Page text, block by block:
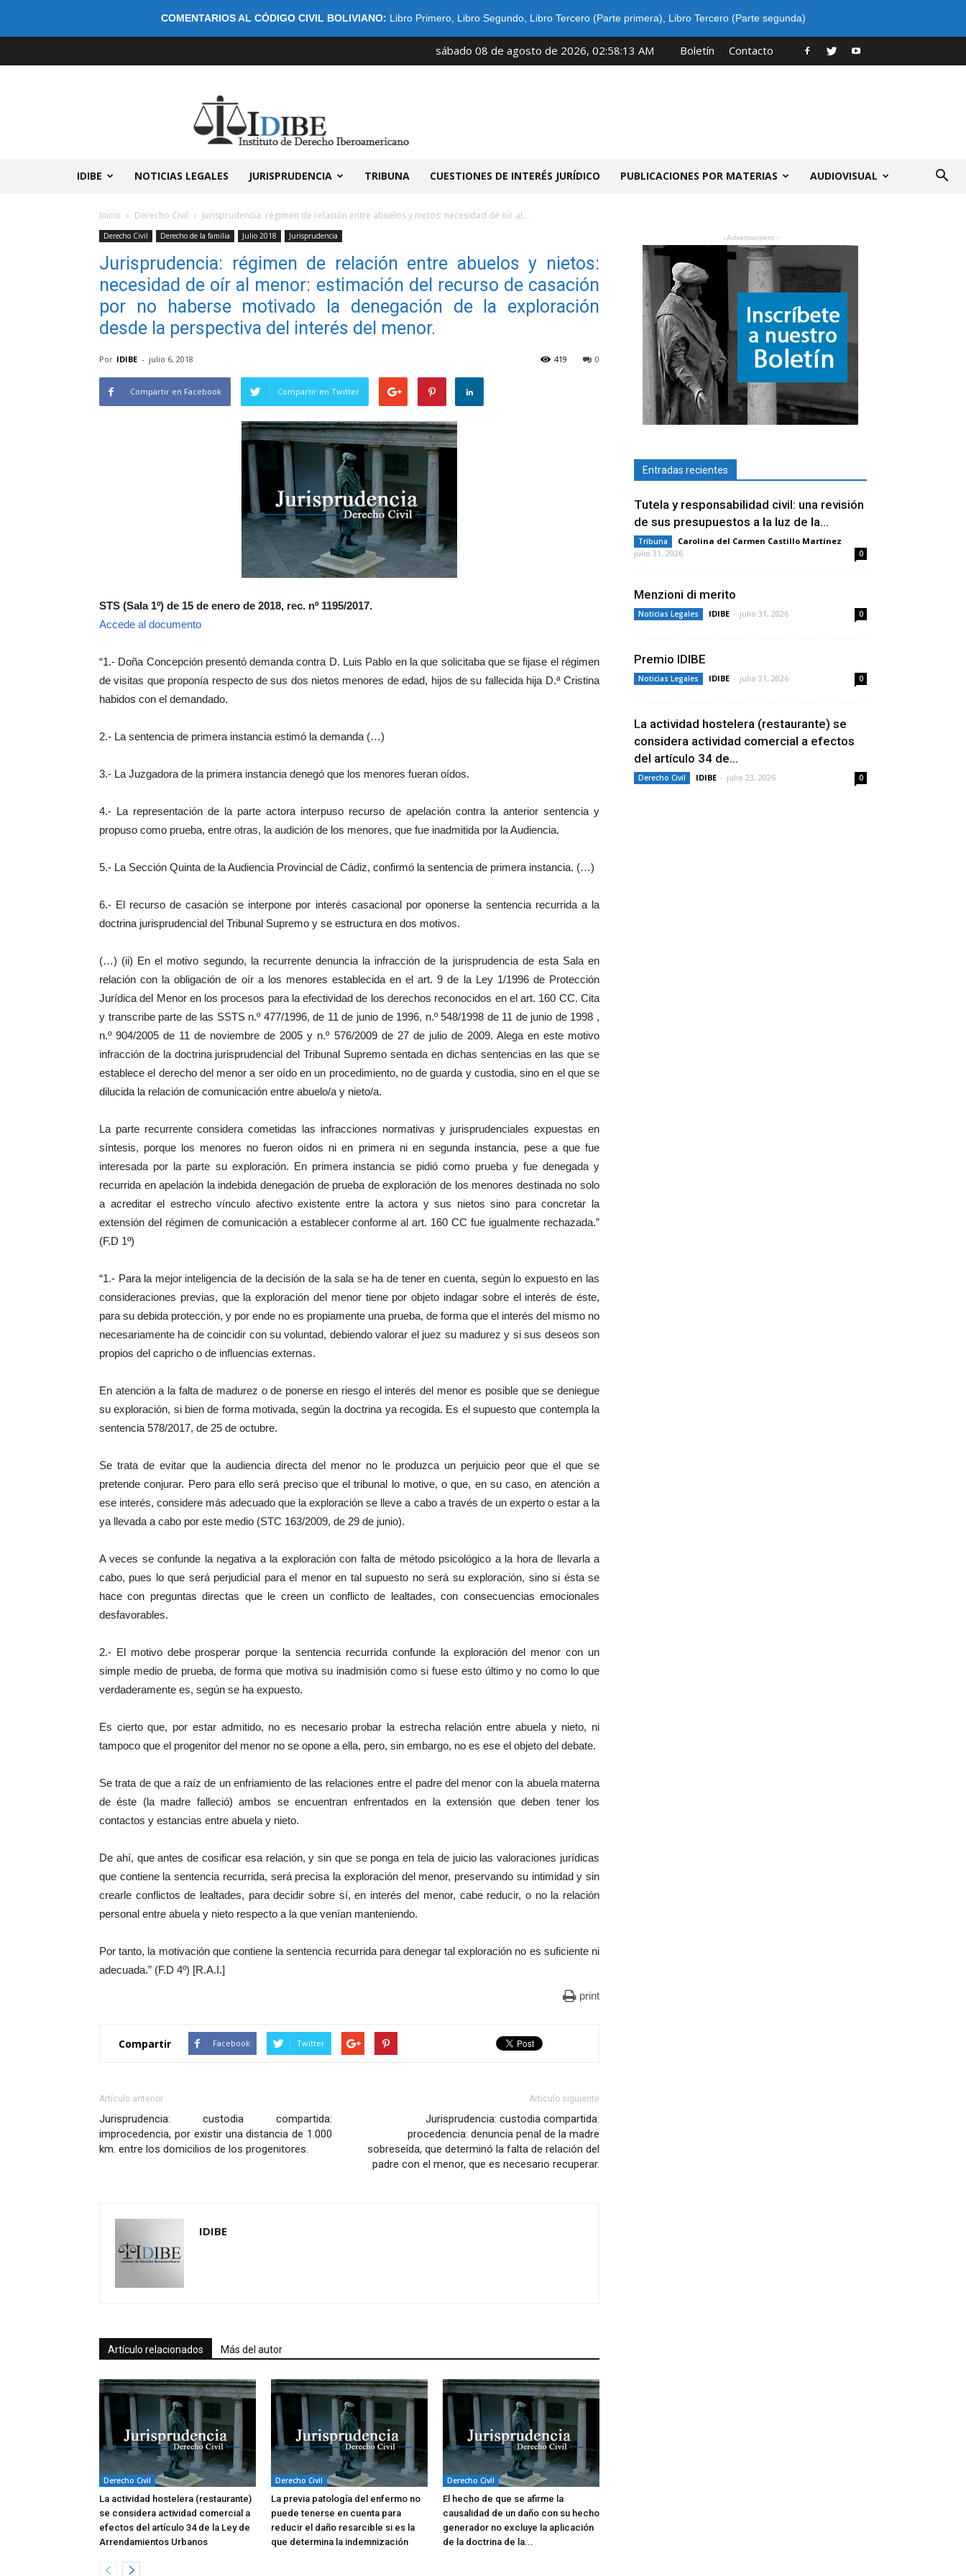
COMENTARIOS AL CÓDIGO CIVIL BOLIVIANO: Libro Primero, Libro Segundo, Libro Tercero (Parte primera) Libro Tercero (Parte segunda)
sábado 08 de agosto de 2026, 02:58:13 AM Boletín Contacto
IDIBE NOTICIAS LEGALES JURISPRUDENCIA TRIBUNA CUESTIONES DE INTERÉS JURÍDICO PUBLICACIONES POR MATERIAS AUDIOVISUAL
Inicio Derecho Civil Jurisprudencia: régimen de relación entre abuelos y nietos: necesidad de oír al...
Derecho Civil Derecho de la familia Julio 2018 Jurisprudencia
Jurisprudencia: régimen de relación entre abuelos y nietos:
necesidad de oír al menor: estimación del recurso de casación
por no haberse motivado la denegación de la exploración
desde la perspectiva del interés del menor.
Por IDIBE - julio 6, 2018 0
419
Compartir en Facebook Compartir en Twitter
STS (Sala 1º) de 15 de enero de 2018, rec. nº 1195/2017.
Accede al documento
“1.- Doña Concepción presentó demanda contra D. Luis Pablo en la que solicitaba que se fijase el régimen
de visitas que proponía respecto de sus dos nietos menores de edad, hijos de su fallecida hija D.ª Cristina
habidos con el demandado.
2.- La sentencia de primera instancia estimó la demanda (…)
3.- La Juzgadora de la primera instancia denegó que los menores fueran oídos.
4.- La representación de la parte actora interpuso recurso de apelación contra la anterior sentencia y
propuso como prueba, entre otras, la audición de los menores, que fue inadmitida por la Audiencia.
5.- La Sección Quinta de la Audiencia Provincial de Cádiz, confirmó la sentencia de primera instancia. (…)
6.- El recurso de casación se interpone por interés casacional por oponerse la sentencia recurrida a la
doctrina jurisprudencial del Tribunal Supremo y se estructura en dos motivos.
(…) (ii) En el motivo segundo, la recurrente denuncia la infracción de la jurisprudencia de esta Sala en
relación con la obligación de oír a los menores establecida en el art. 9 de la Ley 1/1996 de Protección
Jurídica del Menor en los procesos para la efectividad de los derechos reconocidos en el art. 160 CC. Cita
y transcribe parte de las SSTS n.º 477/1996, de 11 de junio de 1996, n.º 548/1998 de 11 de junio de 1998 ,
n.º 904/2005 de 11 de noviembre de 2005 y n.º 576/2009 de 27 de julio de 2009. Alega en este motivo
infracción de la doctrina jurisprudencial del Tribunal Supremo sentada en dichas sentencias en las que se
establece el derecho del menor a ser oído en un procedimiento, no de guarda y custodia, sino en el que se
dilucida la relación de comunicación entre abuelo/a y nieto/a.
La parte recurrente considera cometidas las infracciones normativas y jurisprudenciales expuestas en
síntesis, porque los menores no fueron oídos ni en primera ni en segunda instancia, pese a que fue
interesada por la parte su exploración. En primera instancia se pidió como prueba y fue denegada y
recurrida en apelación la indebida denegación de prueba de exploración de los menores destinada no solo
a acreditar el estrecho vínculo afectivo existente entre la actora y sus nietos sino para concretar la
extensión del régimen de comunicación a establecer conforme al art. 160 CC fue igualmente rechazada.”
(F.D 1º)
“1.- Para la mejor inteligencia de la decisión de la sala se ha de tener en cuenta, según lo expuesto en las
consideraciones previas, que la exploración del menor tiene por objeto indagar sobre el interés de éste,
para su debida protección, y por ende no es propiamente una prueba, de forma que el interés del mismo no
necesariamente ha de coincidir con su voluntad, debiendo valorar el juez su madurez y si sus deseos son
propios del capricho o de influencias externas.
En atención a la falta de madurez o de ponerse en riesgo el interés del menor es posible que se deniegue
su exploración, si bien de forma motivada, según la doctrina ya recogida. Es el supuesto que contempla la
sentencia 578/2017, de 25 de octubre.
Se trata de evitar que la audiencia directa del menor no le produzca un perjuicio peor que el que se
pretende conjurar. Pero para ello será preciso que el tribunal lo motive, o que, en su caso, en atención a
ese interés, considere más adecuado que la exploración se lleve a cabo a través de un experto o estar a la
ya llevada a cabo por este medio (STC 163/2009, de 29 de junio).
A veces se confunde la negativa a la exploración con falta de método psicológico a la hora de llevarla a
cabo, pues lo que será perjudicial para el menor en tal supuesto no será su exploración, sino si ésta se
hace con preguntas directas que le creen un conflicto de lealtades, con consecuencias emocionales
desfavorables.
2.- El motivo debe prosperar porque la sentencia recurrida confunde la exploración del menor con un
simple medio de prueba, de forma que motiva su inadmisión como si fuese esto último y no como lo que
verdaderamente es, según se ha expuesto.
Es cierto que, por estar admitido, no es necesario probar la estrecha relación entre abuela y nieto, ni
tampoco que el progenitor del menor no se opone a ella, pero, sin embargo, no es ese el objeto del debate.
Se trata de que a raíz de un enfriamiento de las relaciones entre el padre del menor con la abuela materna
de éste (la madre falleció) ambos se encuentran enfrentados en la extensión que deben tener los
contactos y estancias entre abuela y nieto.
De ahí, que antes de cosificar esa relación, y sin que se ponga en tela de juicio las valoraciones jurídicas
que contiene la sentencia recurrida, será precisa la exploración del menor, preservando su intimidad y sin
crearle conflictos de lealtades, para decidir sobre sí, en interés del menor, cabe reducir, o no la relación
personal entre abuela y nieto respecto a la que venían manteniendo.
Por tanto, la motivación que contiene la sentencia recurrida para denegar tal exploración no es suficiente ni
adecuada.” (F.D 4º) [R.A.I.]
print
Compartir Facebook Twitter
Artículo anterior
Jurisprudencia: custodia compartida:
improcedencia, por existir una distancia de 1.000
km. entre los domicilios de los progenitores.
Artículo siguiente
Jurisprudencia: custodia compartida:
procedencia: denuncia penal de la madre
sobreseída, que determinó la falta de relación del
padre con el menor, que es necesario recuperar.
IDIBE
Artículo relacionados Más del autor
Derecho Civil
La actividad hostelera (restaurante)
se considera actividad comercial a
efectos del artículo 34 de la Ley de
Arrendamientos Urbanos
Derecho Civil
La previa patología del enfermo no
puede tenerse en cuenta para
reducir el daño resarcible si es la
que determina la indemnización
Derecho Civil
El hecho de que se afirme la
causalidad de un daño con su hecho
generador no excluye la aplicación
de la doctrina de la...
- Advertisement -
Entradas recientes
Tutela y responsabilidad civil: una revisión
de sus presupuestos a la luz de la...
Tribuna Carolina del Carmen Castillo Martínez -
julio 31, 2026
0
Menzioni di merito
Noticias Legales IDIBE - julio 31, 2026 0
Premio IDIBE
Noticias Legales IDIBE - julio 31, 2026 0
La actividad hostelera (restaurante) se
considera actividad comercial a efectos
del artículo 34 de...
Derecho Civil IDIBE - julio 23, 2026 0